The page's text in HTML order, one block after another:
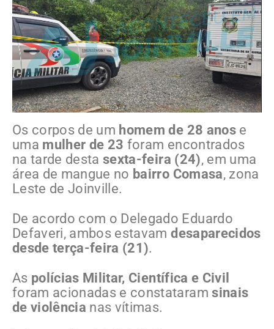
Os corpos de um homem de 28 anose
uma mulher de 23 foram encontrados
na tarde destasexta-feira (24), em uma
área de mangue no bairro Comasa, zona
Leste de Joinville.
De acordo com o Delegado Eduardo
Defaveri, ambos estavamdesaparecidos
desde terça-feira (21).
As polícias Militar, Científica e Civil
foram acionadas e constataramsinais
de violência nas vítimas.